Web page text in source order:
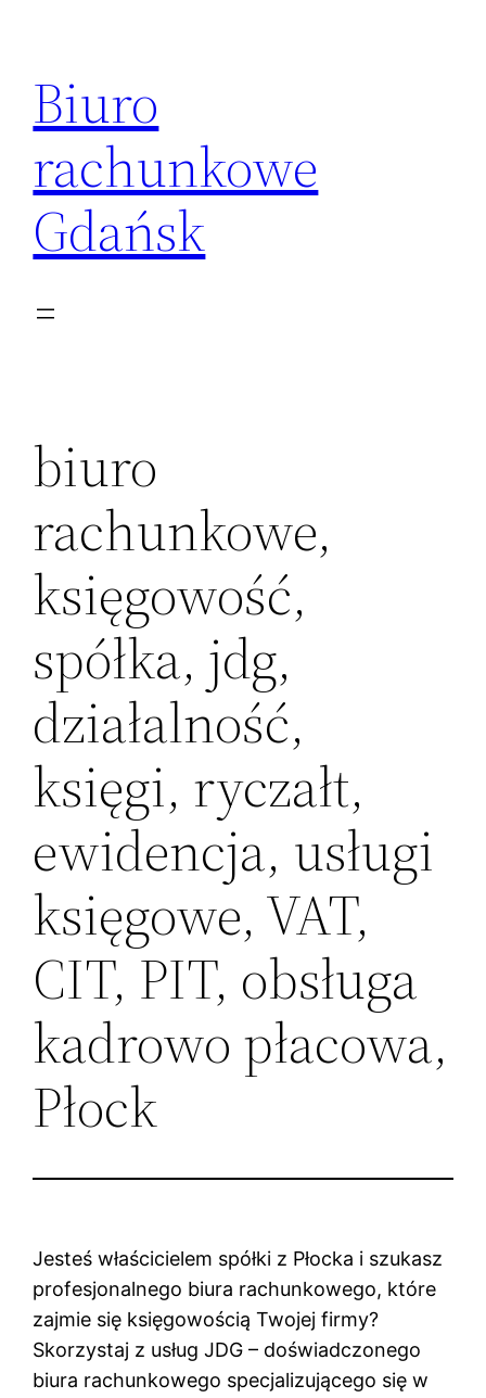
treści
Biuro
rachunkowe
Gdańsk
biuro
rachunkowe,
księgowość,
spółka, jdg,
działalność,
księgi, ryczałt,
ewidencja, usługi
księgowe, VAT,
CIT, PIT, obsługa
kadrowo płacowa,
Płock
Jesteś właścicielem spółki z Płocka i szukasz
profesjonalnego biura rachunkowego, które
zajmie się księgowością Twojej firmy?
Skorzystaj z usług JDG – doświadczonego
biura rachunkowego specjalizującego się w